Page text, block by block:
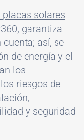
solares
garantiza
así, se
de energía y el
los
riesgos de
y seguridad